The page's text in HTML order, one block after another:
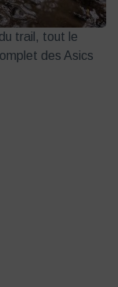
trail, tout le
des Asics